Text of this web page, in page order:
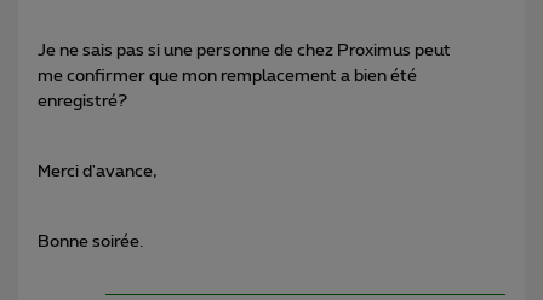
Je ne sais pas si une personne de chez Proximus peut
me confirmer que mon remplacement a bien été
enregistré?
Merci d'avance,
Bonne soirée.